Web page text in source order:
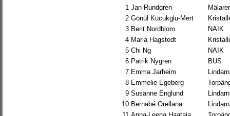
1 Jan Rundgren
2 Gönül Kucukglu-Mert
3 Berit Nordblom
NAIK
4 Maria Hagstedt
5 Chi Ng
NAIK
6 Patrik Nygren
BUS
7 Emma Jarheim
8 Emmelie Egeberg
9 Susanne Englund
10 Bernabé Orellana